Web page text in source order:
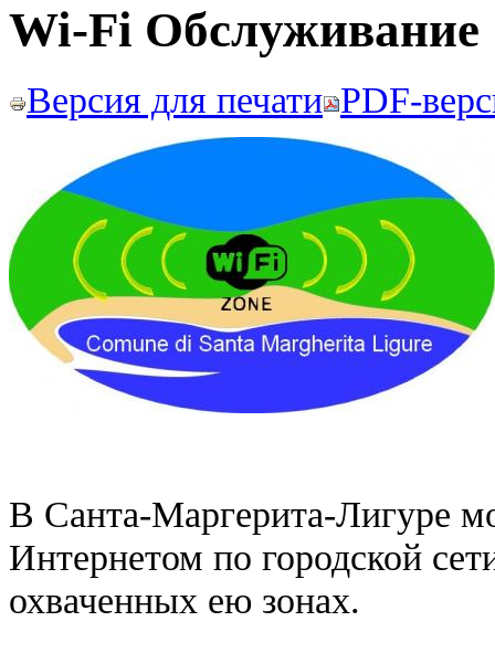
Wi-Fi Обслуживание
Версия для печати PDF-
В Санта-Маргерита-Лигуре
Интернетом по городской
охваченных ею зонах.